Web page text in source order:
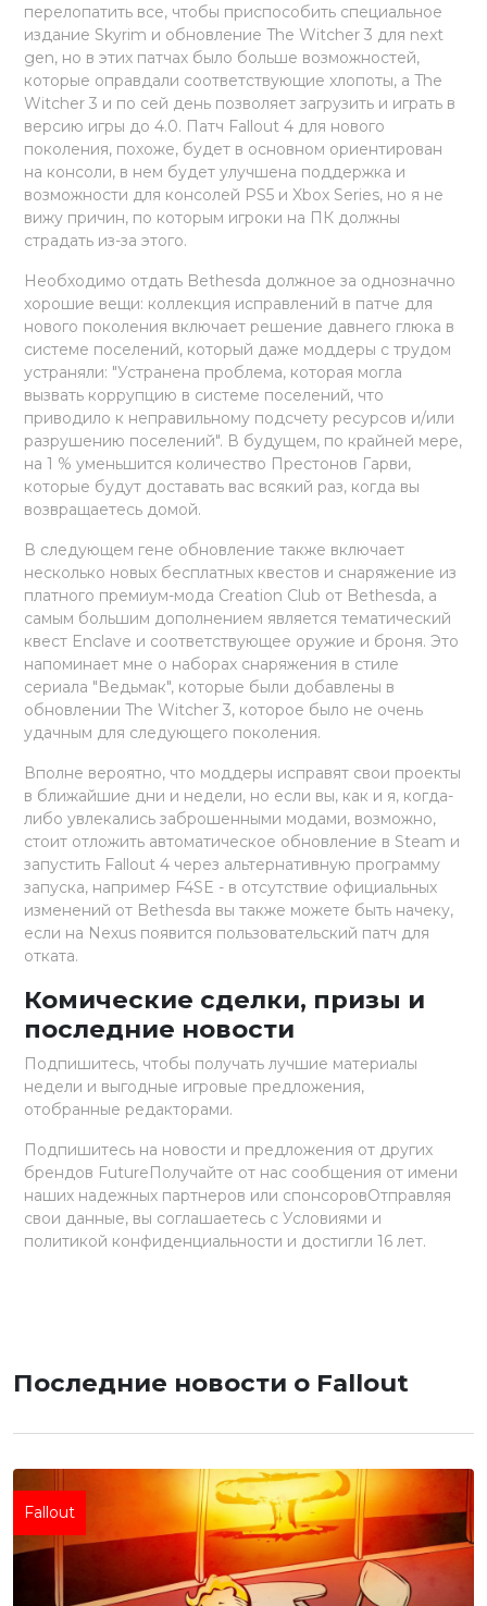
перелопатить все, чтобы приспособить специальное
издание Skyrim и обновление The Witcher 3 для next
gen, но в этих патчах было больше возможностей,
которые оправдали соответствующие хлопоты, а The
Witcher 3 и по сей день позволяет загрузить и играть в
версию игры до 4.0. Патч Fallout 4 для нового
поколения, похоже, будет в основном ориентирован
на консоли, в нем будет улучшена поддержка и
возможности для консолей PS5 и Xbox Series, но я не
вижу причин, по которым игроки на ПК должны
страдать из-за этого.
Необходимо отдать Bethesda должное за однозначно
хорошие вещи: коллекция исправлений в патче для
нового поколения включает решение давнего глюка в
системе поселений, который даже моддеры с трудом
устраняли: "Устранена проблема, которая могла
вызвать коррупцию в системе поселений, что
приводило к неправильному подсчету ресурсов и/или
разрушению поселений". В будущем, по крайней мере,
на 1 % уменьшится количество Престонов Гарви,
которые будут доставать вас всякий раз, когда вы
возвращаетесь домой.
В следующем гене обновление также включает
несколько новых бесплатных квестов и снаряжение из
платного премиум-мода Creation Club от Bethesda, а
самым большим дополнением является тематический
квест Enclave и соответствующее оружие и броня. Это
напоминает мне о наборах снаряжения в стиле
сериала "Ведьмак", которые были добавлены в
обновлении The Witcher 3, которое было не очень
удачным для следующего поколения.
Вполне вероятно, что моддеры исправят свои проекты
в ближайшие дни и недели, но если вы, как и я, когда-
либо увлекались заброшенными модами, возможно,
стоит отложить автоматическое обновление в Steam и
запустить Fallout 4 через альтернативную программу
запуска, например F4SE - в отсутствие официальных
изменений от Bethesda вы также можете быть начеку,
если на Nexus появится пользовательский патч для
отката.
Комические сделки, призы и
последние новости
Подпишитесь, чтобы получать лучшие материалы
недели и выгодные игровые предложения,
отобранные редакторами.
Подпишитесь на новости и предложения от других
брендов FutureПолучайте от нас сообщения от имени
наших надежных партнеров или спонсоровОтправляя
свои данные, вы соглашаетесь с Условиями и
политикой конфиденциальности и достигли 16 лет.
Последние новости о Fallout
Fallout